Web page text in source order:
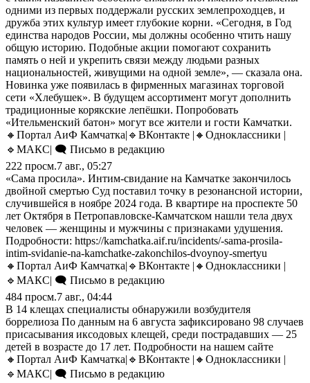
одними из первых поддержали русских землепроходцев, и
дружба этих культур имеет глубокие корни. «Сегодня, в Год
единства народов России, мы должны особенно чтить нашу
общую историю. Подобные акции помогают сохранить
память о ней и укрепить связи между людьми разных
национальностей, живущими на одной земле», — сказала она.
Новинка уже появилась в фирменных магазинах торговой
сети «Хлебушек». В будущем ассортимент могут дополнить
традиционные корякские лепёшки. Попробовать
«Ительменский батон» могут все жители и гости Камчатки.
🔸Портал АиФ Камчатка|🔹ВКонтакте |🔸Одноклассники |
🔹MАКС| 🗨️ Письмо в редакцию
222 просм.7 авг., 05:27
«Сама просила». Интим-свидание на Камчатке закончилось
двойной смертью Суд поставил точку в резонансной истории,
случившейся в ноябре 2024 года. В квартире на проспекте 50
лет Октября в Петропавловске-Камчатском нашли тела двух
человек — женщины и мужчины с признаками удушения.
Подробности: https://kamchatka.aif.ru/incidents/-sama-prosila-
intim-svidanie-na-kamchatke-zakonchilos-dvoynoy-smertyu
🔸Портал АиФ Камчатка|🔹ВКонтакте |🔸Одноклассники |
🔹MАКС| 🗨️ Письмо в редакцию
484 просм.7 авг., 04:44
В 14 клещах специалисты обнаружили возбудителя
боррелиоза По данным на 6 августа зафиксировано 98 случаев
присасывания иксодовых клещей, среди пострадавших — 25
детей в возрасте до 17 лет. Подробности на нашем сайте
🔸Портал АиФ Камчатка|🔹ВКонтакте |🔸Одноклассники |
🔹MАКС| 🗨️ Письмо в редакцию